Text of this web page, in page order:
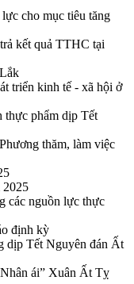
cho mục tiêu tăng
kết quả TTHC tại
triển kinh tế - xã hội ở
thực phẩm dịp Tết
thăm, làm việc
các nguồn lực thực
định kỳ
dịp Tết Nguyên đán Ất
ái” Xuân Ất Tỵ